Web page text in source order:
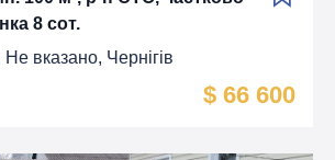
8 сот.
вказано, Чернігів
$ 66 600